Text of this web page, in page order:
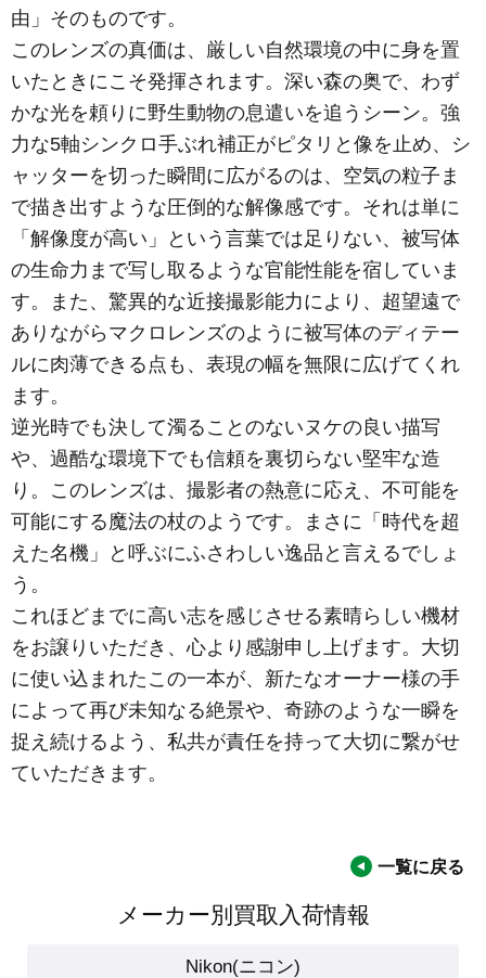
由」そのものです。
このレンズの真価は、厳しい自然環境の中に身を置
いたときにこそ発揮されます。深い森の奥で、わず
かな光を頼りに野生動物の息遣いを追うシーン。強
力な5軸シンクロ手ぶれ補正がピタリと像を止め、シ
ャッターを切った瞬間に広がるのは、空気の粒子ま
で描き出すような圧倒的な解像感です。それは単に
「解像度が高い」という言葉では足りない、被写体
の生命力まで写し取るような官能性能を宿していま
す。また、驚異的な近接撮影能力により、超望遠で
ありながらマクロレンズのように被写体のディテー
ルに肉薄できる点も、表現の幅を無限に広げてくれ
ます。
逆光時でも決して濁ることのないヌケの良い描写
や、過酷な環境下でも信頼を裏切らない堅牢な造
り。このレンズは、撮影者の熱意に応え、不可能を
可能にする魔法の杖のようです。まさに「時代を超
えた名機」と呼ぶにふさわしい逸品と言えるでしょ
う。
これほどまでに高い志を感じさせる素晴らしい機材
をお譲りいただき、心より感謝申し上げます。大切
に使い込まれたこの一本が、新たなオーナー様の手
によって再び未知なる絶景や、奇跡のような一瞬を
捉え続けるよう、私共が責任を持って大切に繋がせ
ていただきます。
一覧に戻る
メーカー別買取入荷情報
Nikon(ニコン)